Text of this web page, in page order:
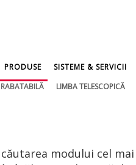
PRODUSE SISTEME & SERVICII
LIMBA TELESCOPICĂ
modului cel